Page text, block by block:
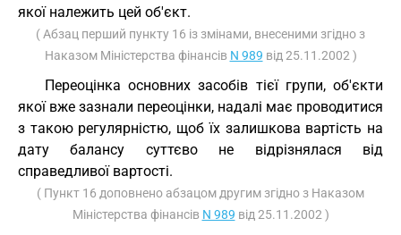
якої належить цей об'єкт.
( Абзац перший пункту 16 із змінами, внесеними згідно з
Наказом Міністерства фінансів N 989 від 25.11.2002 )
Переоцінка основних засобів тієї групи, об'єкти
якої вже зазнали переоцінки, надалі має проводитися
з такою регулярністю, щоб їх залишкова вартість на
дату балансу суттєво не відрізнялася від
справедливої вартості.
( Пункт 16 доповнено абзацом другим згідно з Наказом
Міністерства фінансів N 989 від 25.11.2002 )